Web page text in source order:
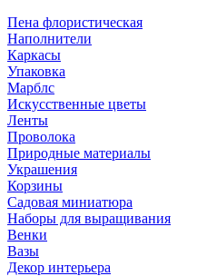
Пена флористическая
Наполнители
Каркасы
Упаковка
Марблс
Искусственные цветы
Ленты
Проволока
Природные материалы
Украшения
Корзины
Садовая миниатюра
Наборы для выращивания
Венки
Вазы
Декор интерьера